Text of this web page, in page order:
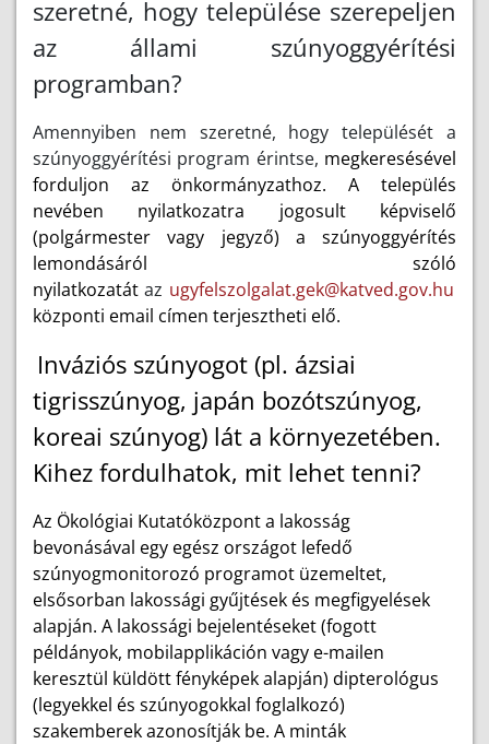
szeretné, hogy települése szerepeljen
az állami szúnyoggyérítési
programban?
Amennyiben nem szeretné, hogy települését a
szúnyoggyérítési program érintse, megkeresésével
forduljon az önkormányzathoz. A település
nevében nyilatkozatra jogosult képviselő
(polgármester vagy jegyző) a szúnyoggyérítés
lemondásáról szóló
nyilatkozatát az ugyfelszolgalat.gek@katved.gov.hu
központi email címen terjesztheti elő.
Inváziós szúnyogot (pl. ázsiai
tigrisszúnyog, japán bozótszúnyog,
koreai szúnyog) lát a környezetében.
Kihez fordulhatok, mit lehet tenni?
Az Ökológiai Kutatóközpont a lakosság
bevonásával egy egész országot lefedő
szúnyogmonitorozó programot üzemeltet,
elsősorban lakossági gyűjtések és megfigyelések
alapján. A lakossági bejelentéseket (fogott
példányok, mobilapplikáción vagy e-mailen
keresztül küldött fényképek alapján) dipterológus
(legyekkel és szúnyogokkal foglalkozó)
szakemberek azonosítják be. A minták